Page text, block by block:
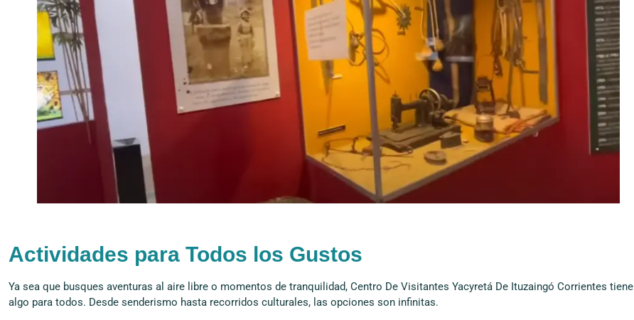
Actividades para Todos los Gustos
Ya sea que busques aventuras al aire libre o momentos de tranquilidad, Centro De Visitantes Yacyretá De Ituzaingó Corrientes tiene
algo para todos. Desde senderismo hasta recorridos culturales, las opciones son infinitas.